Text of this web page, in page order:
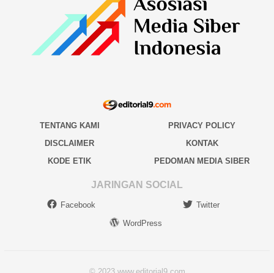
TENTANG KAMI
PRIVACY POLICY
DISCLAIMER
KONTAK
KODE ETIK
PEDOMAN MEDIA SIBER
JARINGAN SOCIAL
Facebook
Twitter
WordPress